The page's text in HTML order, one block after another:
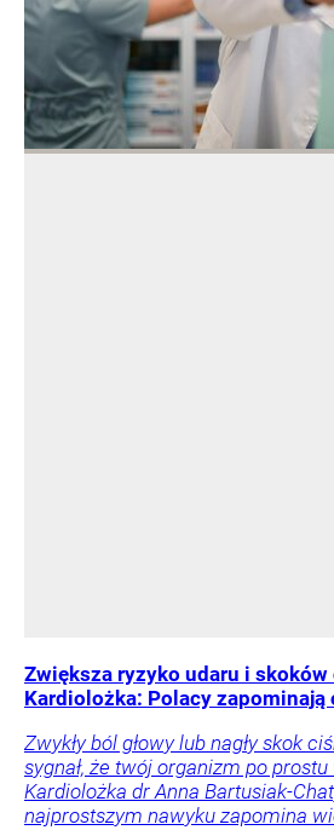
Zwiększa ryzyko udaru i
Kardiolożka: Polacy zapominają
Zwykły ból głowy lub nagły skok
sygnał, że twój organizm po prostu
Kardiolożka dr Anna Bartusiak-
najprostszym nawyku zapomina